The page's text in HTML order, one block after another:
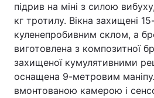
підрив на міні з силою
кг тротилу. Вікна захищені
куленепробивним склом, а
виготовлена з композитної
захищеної кумулятивними
оснащена 9-метровим
вмонтованою камерою і